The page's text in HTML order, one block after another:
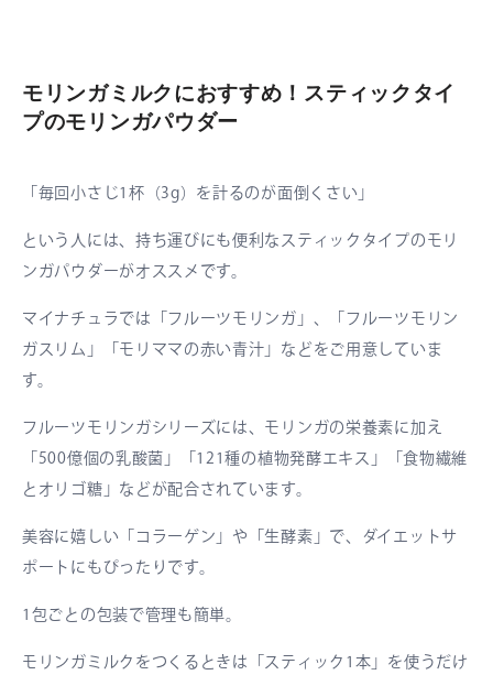
モリンガミルクにおすすめ！スティックタイ
プのモリンガパウダー
「毎回小さじ1杯（3g）を計るのが面倒くさい」
という人には、持ち運びにも便利なスティックタイプのモリ
ンガパウダーがオススメです。
マイナチュラでは「フルーツモリンガ」、「フルーツモリン
ガスリム」「モリママの赤い青汁」などをご用意していま
す。
フルーツモリンガシリーズには、モリンガの栄養素に加え
「500億個の乳酸菌」「121種の植物発酵エキス」「食物繊維
とオリゴ糖」などが配合されています。
美容に嬉しい「コラーゲン」や「生酵素」で、ダイエットサ
ポートにもぴったりです。
1包ごとの包装で管理も簡単。
モリンガミルクをつくるときは「スティック1本」を使うだけ